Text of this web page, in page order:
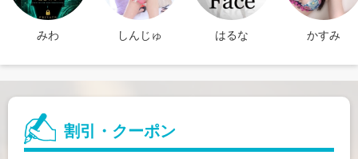
みわ しんじゅ はるな かすみ
割引・クーポン